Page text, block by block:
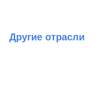
Другие отрасли